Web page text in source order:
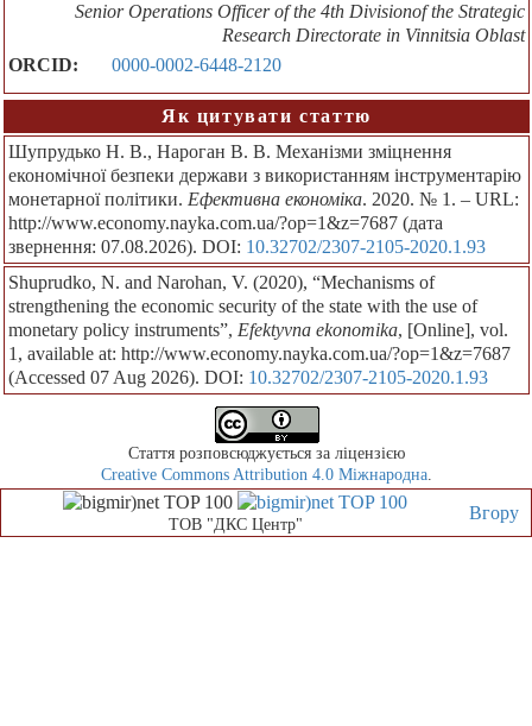
Senior Operations Officer of the 4th Divisionof the Strategic
Research Directorate in Vinnitsia Oblast
ORCID:
0000-0002-6448-2120
Як цитувати статтю
Шупрудько Н. В., Нароган В. В. Механізми зміцнення
економічної безпеки держави з використанням інструментарію
монетарної політики. Ефективна економіка. 2020. № 1. – URL:
http://www.economy.nayka.com.ua/?op=1&z=7687 (дата
звернення: 07.08.2026). DOI: 10.32702/2307-2105-2020.1.93
Shuprudko, N. and Narohan, V. (2020), “Mechanisms of
strengthening the economic security of the state with the use of
monetary policy instruments”, Efektyvna ekonomika, [Online], vol.
1, available at: http://www.economy.nayka.com.ua/?op=1&z=7687
(Accessed 07 Aug 2026). DOI: 10.32702/2307-2105-2020.1.93
Стаття розповсюджується за ліцензією
Creative Commons Attribution 4.0 Міжнародна.
Вгору
ТОВ "ДКС Центр"